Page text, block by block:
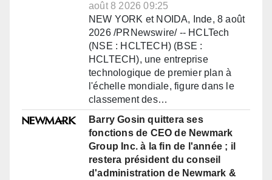
août 8 2026 09:25
NEW YORK et NOIDA, Inde, 8 août
2026 /PRNewswire/ -- HCLTech
(NSE : HCLTECH) (BSE :
HCLTECH), une entreprise
technologique de premier plan à
l'échelle mondiale, figure dans le
classement des…
Barry Gosin quittera ses
fonctions de CEO de Newmark
Group Inc. à la fin de l'année ; il
restera président du conseil
d'administration de Newmark &